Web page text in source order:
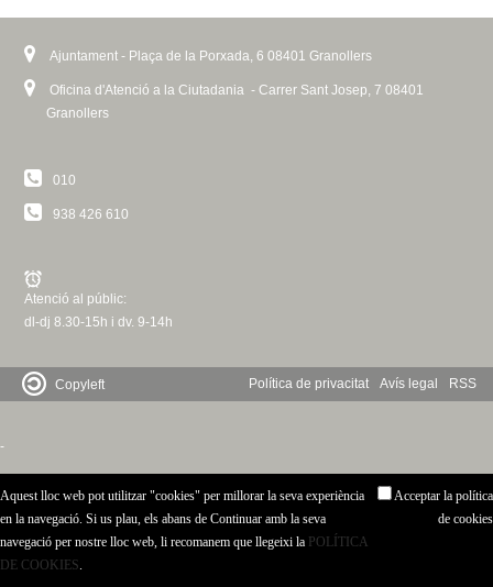
Ajuntament - Plaça de la Porxada, 6 08401 Granollers
Oficina d'Atenció a la Ciutadania - Carrer Sant Josep, 7 08401
Granollers
010
938 426 610
Atenció al públic:
dl-dj 8.30-15h i dv. 9-14h
Política de privacitat Avís legal RSS
Copyleft
-
Aquest lloc web pot utilitzar "cookies" per millorar la seva experiència
en la navegació. Si us plau, els abans de Continuar amb la seva
navegació per nostre lloc web, li recomanem que llegeixi la POLÍTICA
DE COOKIES.
Acceptar la política
de cookies